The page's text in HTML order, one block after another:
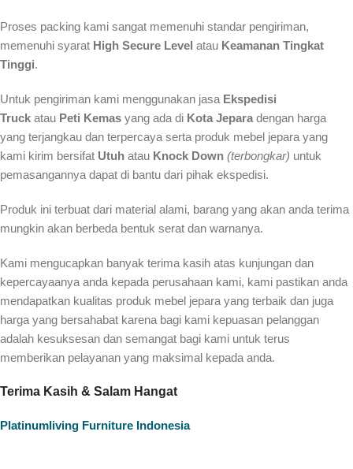
Proses packing kami sangat memenuhi standar pengiriman,
memenuhi syarat High Secure Level atau Keamanan Tingkat
Tinggi.
Untuk pengiriman kami menggunakan jasa Ekspedisi
Truck atau Peti Kemas yang ada di Kota Jepara dengan harga
yang terjangkau dan terpercaya serta produk mebel jepara yang
kami kirim bersifat Utuh atau Knock Down (terbongkar) untuk
pemasangannya dapat di bantu dari pihak ekspedisi.
Produk ini terbuat dari material alami, barang yang akan anda terima
mungkin akan berbeda bentuk serat dan warnanya.
Kami mengucapkan banyak terima kasih atas kunjungan dan
kepercayaanya anda kepada perusahaan kami, kami pastikan anda
mendapatkan kualitas produk mebel jepara yang terbaik dan juga
harga yang bersahabat karena bagi kami kepuasan pelanggan
adalah kesuksesan dan semangat bagi kami untuk terus
memberikan pelayanan yang maksimal kepada anda.
Terima Kasih & Salam Hangat
Platinumliving Furniture Indonesia